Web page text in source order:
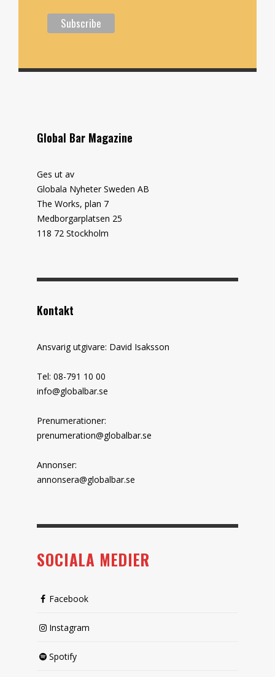
Global Bar Magazine
Ges ut av
Globala Nyheter Sweden AB
The Works, plan 7
Medborgarplatsen 25
118 72 Stockholm
Kontakt
Ansvarig utgivare: David Isaksson
Tel: 08-791 10 00
info@globalbar.se
Prenumerationer:
prenumeration@globalbar.se
Annonser:
annonsera@globalbar.se
SOCIALA MEDIER
Facebook
Instagram
Spotify